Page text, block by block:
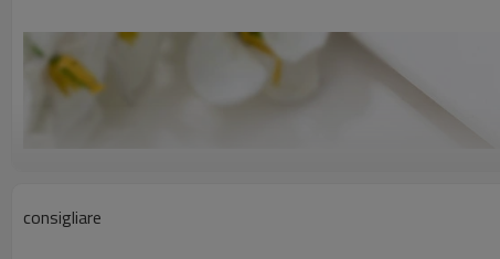
consigliare